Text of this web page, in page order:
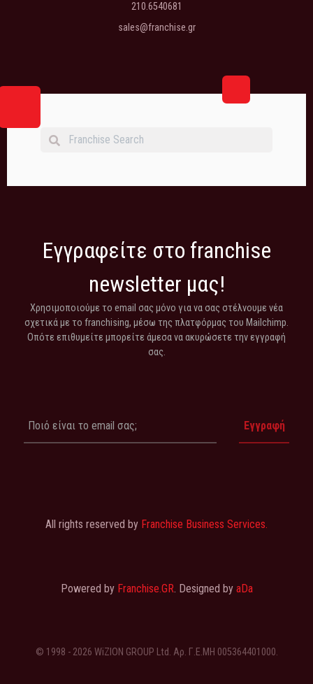
210.6540681
sales@franchise.gr
Εγγραφείτε στο franchise
newsletter μας!
Χρησιμοποιούμε το email σας μόνο για να σας στέλνουμε νέα
σχετικά με το franchising, μέσω της πλατφόρμας του Mailchimp.
Οπότε επιθυμείτε μπορείτε άμεσα να ακυρώσετε την εγγραφή
σας.
All rights reserved by Franchise Business Services.
Powered by Franchise.GR. Designed by aDa
© 1998 - 2026 WiZION GROUP Ltd. Αρ. Γ.Ε.ΜΗ 005364401000.